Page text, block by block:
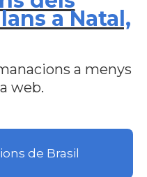
a Natal,
a menys
web.
de Brasil